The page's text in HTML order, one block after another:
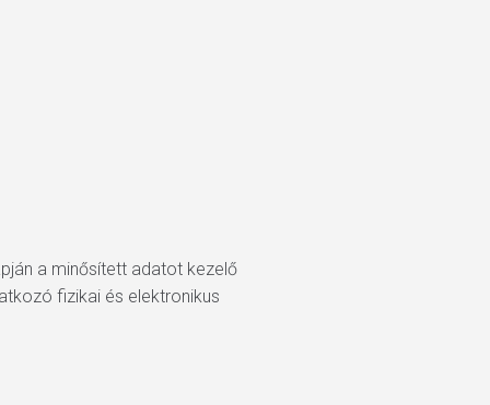
a minősített adatot kezelő
fizikai és elektronikus